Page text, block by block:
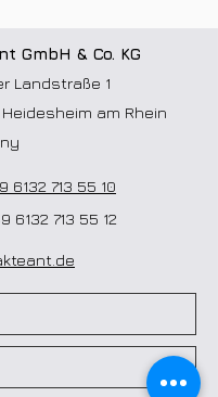
GmbH & Co. KG
Landstraße 1
am Rhein
6132 713 55 10
6132 713 55 12